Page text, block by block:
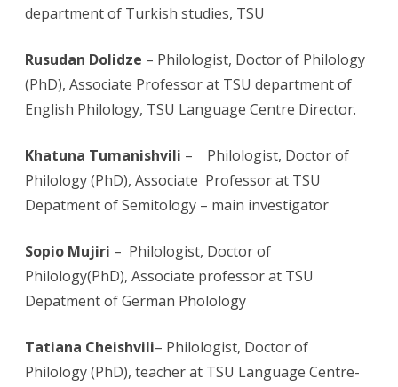
department of Turkish studies, TSU
Rusudan Dolidze – Philologist, Doctor of Philology
(PhD), Associate Professor at TSU department of
English Philology, TSU Language Centre Director.
Khatuna Tumanishvili – Philologist, Doctor of
Philology (PhD), Associate Professor at TSU
Depatment of Semitology – main investigator
Sopio Mujiri – Philologist, Doctor of
Philology(PhD), Associate professor at TSU
Depatment of German Pholology
Tatiana Cheishvili– Philologist, Doctor of
Philology (PhD), teacher at TSU Language Centre-